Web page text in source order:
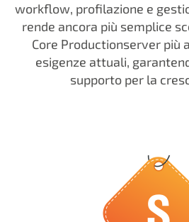
workflow, profilazione e
rende ancora più semplice
Core Productionserver più
esigenze attuali,
supporto per la